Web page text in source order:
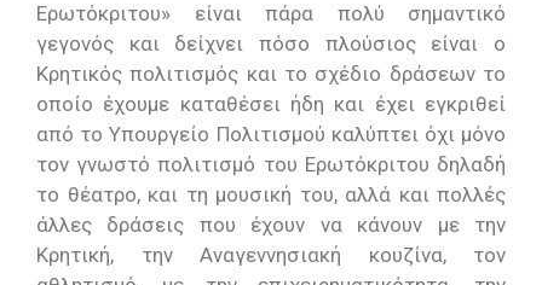
Ερωτόκριτου» είναι πάρα πολύ σημαντικό
γεγονός και δείχνει πόσο πλούσιος είναι ο
Κρητικός πολιτισμός και το σχέδιο δράσεων το
οποίο έχουμε καταθέσει ήδη και έχει εγκριθεί
από το Υπουργείο Πολιτισμού καλύπτει όχι μόνο
τον γνωστό πολιτισμό του Ερωτόκριτου δηλαδή
το θέατρο, και τη μουσική του, αλλά και πολλές
άλλες δράσεις που έχουν να κάνουν με την
Κρητική, την Αναγεννησιακή κουζίνα, τον